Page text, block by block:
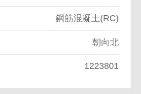
鋼筋混凝土(RC)
朝向北
1223801